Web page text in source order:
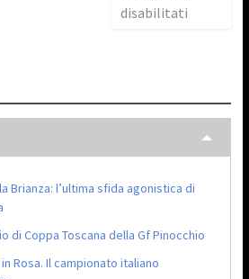
disabilitati
Brianza: l’ultima sfida agonistica di
di Coppa Toscana della Gf Pinocchio
Rosa. Il campionato italiano